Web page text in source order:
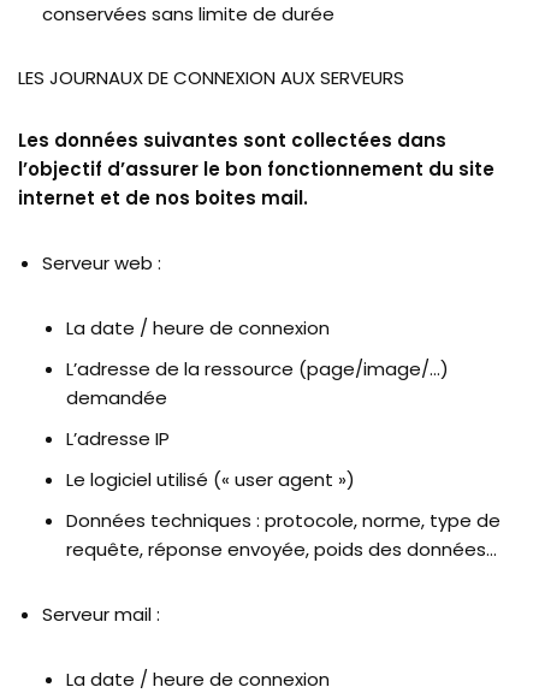
conservées sans limite de durée
LES JOURNAUX DE CONNEXION AUX SERVEURS
Les données suivantes sont collectées dans
l’objectif d’assurer le bon fonctionnement du site
internet et de nos boites mail.
Serveur web :
La date / heure de connexion
L’adresse de la ressource (page/image/…)
demandée
L’adresse IP
Le logiciel utilisé (« user agent »)
Données techniques : protocole, norme, type de
requête, réponse envoyée, poids des données…
Serveur mail :
La date / heure de connexion